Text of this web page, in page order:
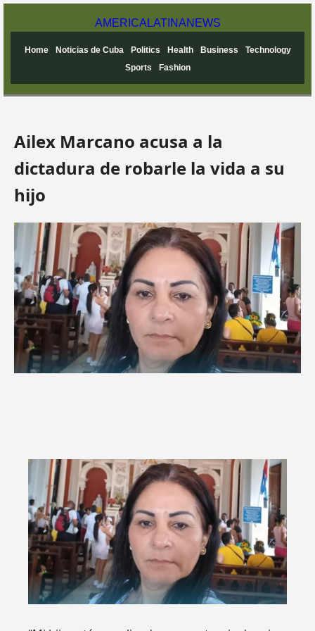
AMERICA LATINANEWS
Home Noticias de Cuba Politics Health Business
Technology
Sports
Fashion
Ailex Marcano acusa a la
dictadura de robarle la vida a su
hijo